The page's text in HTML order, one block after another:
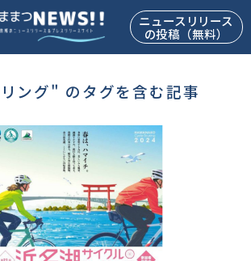
ニュースリリース
の投稿（無料）
ング" のタグを含む記事